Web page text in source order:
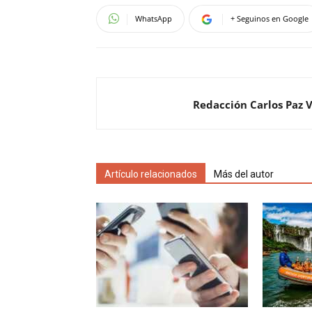
WhatsApp + Seguinos en Google
Redacción Carlos Paz
Artículo relacionados Más del autor